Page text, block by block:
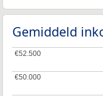
Gemiddeld
€50.000
€50.000
€52.500
€52.500